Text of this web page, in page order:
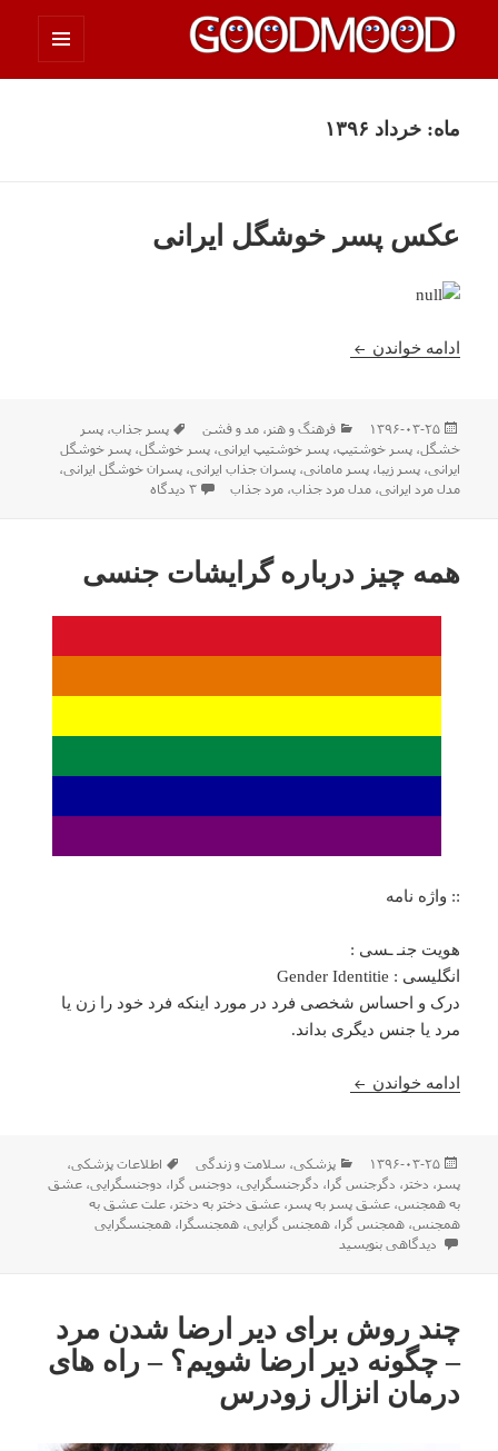
چیزای خووب مووب
ماه:خرداد ۱۳۹۶
عکس پسر خوشگل ایرانی
ادامه خواندن عکس پسر خوشگل ایرانی
ارسال
شده
در
۱۳۹۶-۰۳-۲۵ دسته‌ها
فرهنگ و هنر ،مد و فشن برچسب‌ها
پسر جذاب،پسر
خشگل،پسر خوشتیپ،پسر خوشتیپ ایرانی،پسر خوشگل،پسر خوشگل
ایرانی،پسر زیبا،پسر مامانی،پسران جذاب ایرانی،پسران خوشگل ایرانی،
مدل مرد ایرانی،مدل مرد جذاب،مرد جذاب ۳ دیدگاه برای عکس پسر خوشگل
همه چیز درباره گرایشات جنسی
:: واژه نامه
هویت جنـ ـسی :
انگلیسی : Gender Identitie
درک و احساس شخصی فرد در مورد اینکه فرد خود را زن یا
مرد یا جنس دیگری بداند.
ادامه خواندن همه چیز درباره گرایشات جنسی
ارسال
شده
در
۱۳۹۶-۰۳-۲۵ دسته‌ها
پزشکی، سلامت و زندگی برچسب‌ها
اطلاعات پزشکی،
پسر ، دختر ، دگرجنس گرا، دگرجنسگرایی، دوجنس گرا، دوجنسگرایی،عشق
به همجنس،عشق پسر به پسر ،عشق دختر به دختر ،علت عشق به
همجنس،همجنس گرا،همجنس گرایی،همجنسگرا،همجنسگرایی
برای همه چیز درباره گرایشات جنسی
دیدگاهی بنویسید
چند روش برای دیر ارضا شدن مرد
– چگونه دیر ارضا شویم؟ – راه های
درمان انزال زودرس